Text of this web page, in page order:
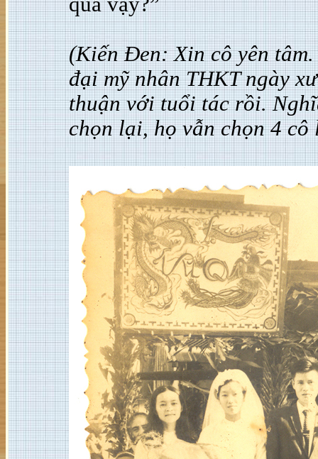
(Kiến Đen: Xin cô yên
đại mỹ nhân THKT ngày
thuận với tuổi tác rồi.
chọn lại, họ vẫn chọn 4